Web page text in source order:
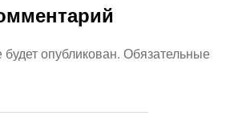
опубликован. Обязательные